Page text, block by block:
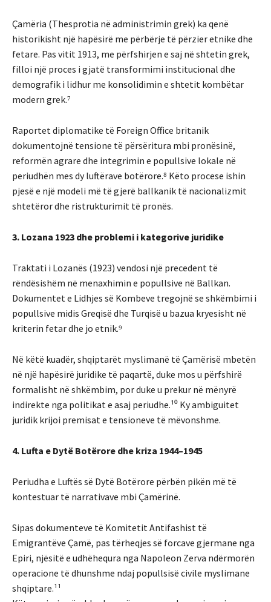
Çamëria (Thesprotia në administrimin grek) ka qenë
historikisht një hapësirë me përbërje të përzier etnike dhe
fetare. Pas vitit 1913, me përfshirjen e saj në shtetin grek,
filloi një proces i gjatë transformimi institucional dhe
demografik i lidhur me konsolidimin e shtetit kombëtar
modern grek.⁷
Raportet diplomatike të Foreign Office britanik
dokumentojnë tensione të përsëritura mbi pronësinë,
reformën agrare dhe integrimin e popullsive lokale në
periudhën mes dy luftërave botërore.⁸ Këto procese ishin
pjesë e një modeli më të gjerë ballkanik të nacionalizmit
shtetëror dhe ristrukturimit të pronës.
3. Lozana 1923 dhe problemi i kategorive juridike
Traktati i Lozanës (1923) vendosi një precedent të
rëndësishëm në menaxhimin e popullsive në Ballkan.
Dokumentet e Lidhjes së Kombeve tregojnë se shkëmbimi i
popullsive midis Greqisë dhe Turqisë u bazua kryesisht në
kriterin fetar dhe jo etnik.⁹
Në këtë kuadër, shqiptarët myslimanë të Çamërisë mbetën
në një hapësirë juridike të paqartë, duke mos u përfshirë
formalisht në shkëmbim, por duke u prekur në mënyrë
indirekte nga politikat e asaj periudhe.¹⁰ Ky ambiguitet
juridik krijoi premisat e tensioneve të mëvonshme.
4. Lufta e Dytë Botërore dhe kriza 1944–1945
Periudha e Luftës së Dytë Botërore përbën pikën më të
kontestuar të narrativave mbi Çamërinë.
Sipas dokumenteve të Komitetit Antifashist të
Emigrantëve Çamë, pas tërheqjes së forcave gjermane nga
Epiri, njësitë e udhëhequra nga Napoleon Zerva ndërmorën
operacione të dhunshme ndaj popullsisë civile myslimane
shqiptare.¹¹